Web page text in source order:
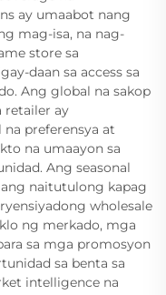
ay umaabot nang
mag-isa, na nag-
store sa
daan sa access sa
Ang global na sakop
retailer ay
preferensya at
na umaayon sa
Ang seasonal
naitutulong kapag
wholesale
ng merkado, mga
sa mga promosyon
sa benta sa
intelligence na